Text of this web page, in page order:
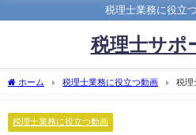
税理士業務に役立
税理士サポ
ホーム 税理士業務に役立つ動画
税理
税理士業務に役立つ動画